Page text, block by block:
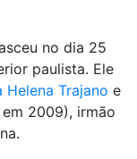
no dia 25
paulista. Ele
Helena Trajano e
2009), irmão